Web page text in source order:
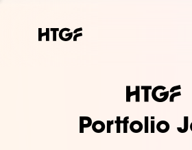
Portfolio